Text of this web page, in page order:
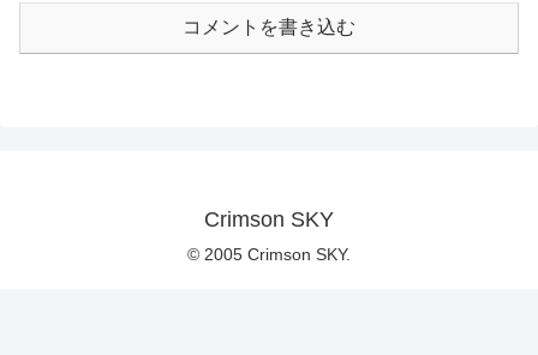
コメントを書き込む
Crimson SKY
© 2005 Crimson SKY.